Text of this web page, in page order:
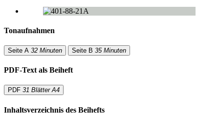
Tonaufnahmen
Seite A 32 Minuten Seite B 35 Minuten
PDF-Text als Beiheft
PDF 31 Blätter A4
Inhaltsverzeichnis des Beihefts